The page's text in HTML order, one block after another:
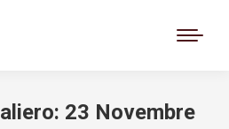
23 Novembre